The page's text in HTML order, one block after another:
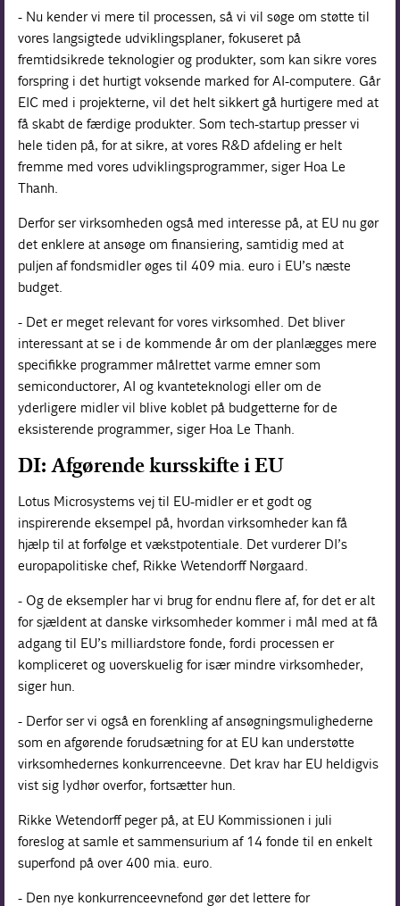
- Nu kender vi mere til processen, så vi vil søge om støtte til
vores langsigtede udviklingsplaner, fokuseret på
fremtidsikrede teknologier og produkter, som kan sikre vores
forspring i det hurtigt voksende marked for AI-computere. Går
EIC med i projekterne, vil det helt sikkert gå hurtigere med at
få skabt de færdige produkter. Som tech-startup presser vi
hele tiden på, for at sikre, at vores R&D afdeling er helt
fremme med vores udviklingsprogrammer, siger Hoa Le
Thanh.
Derfor ser virksomheden også med interesse på, at EU nu gør
det enklere at ansøge om finansiering, samtidig med at
puljen af fondsmidler øges til 409 mia. euro i EU’s næste
budget.
- Det er meget relevant for vores virksomhed. Det bliver
interessant at se i de kommende år om der planlægges mere
specifikke programmer målrettet varme emner som
semiconductorer, AI og kvanteteknologi eller om de
yderligere midler vil blive koblet på budgetterne for de
eksisterende programmer, siger Hoa Le Thanh.
DI: Afgørende kursskifte i EU
Lotus Microsystems vej til EU-midler er et godt og
inspirerende eksempel på, hvordan virksomheder kan få
hjælp til at forfølge et vækstpotentiale. Det vurderer DI’s
europapolitiske chef, Rikke Wetendorff Nørgaard.
- Og de eksempler har vi brug for endnu flere af, for det er alt
for sjældent at danske virksomheder kommer i mål med at få
adgang til EU’s milliardstore fonde, fordi processen er
kompliceret og uoverskuelig for især mindre virksomheder,
siger hun.
- Derfor ser vi også en forenkling af ansøgningsmulighederne
som en afgørende forudsætning for at EU kan understøtte
virksomhedernes konkurrenceevne. Det krav har EU heldigvis
vist sig lydhør overfor, fortsætter hun.
Rikke Wetendorff peger på, at EU Kommissionen i juli
foreslog at samle et sammensurium af 14 fonde til en enkelt
superfond på over 400 mia. euro.
- Den nye konkurrenceevnefond gør det lettere for